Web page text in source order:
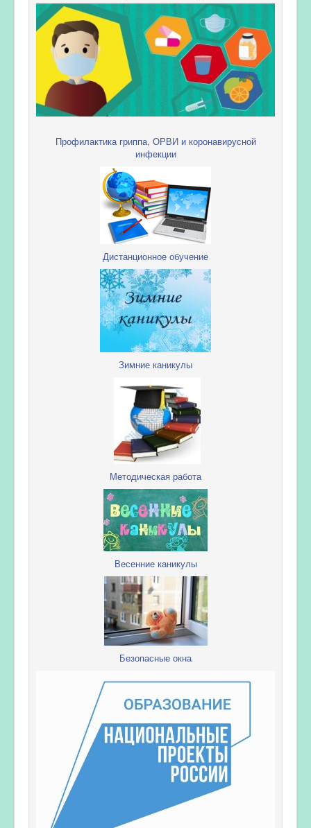
Профилактика гриппа, ОРВИ и коронавирусной
инфекции
Дистанционное обучение
Зимние каникулы
Методическая работа
Весенние каникулы
Безопасные окна